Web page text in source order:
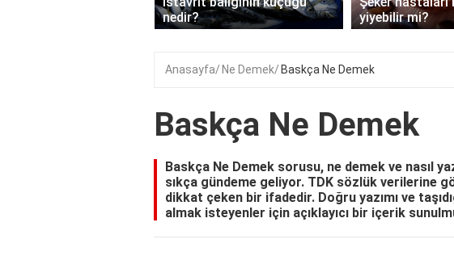
nedir?
yiyebilir mi?
Anasayfa Ne Demek Baskça Ne Demek
Baskça Ne Demek
Baskça Ne Demek sorusu, ne demek ve nasıl
sıkça gündeme geliyor. TDK sözlük verilerine
dikkat çeken bir ifadedir. Doğru yazımı ve
almak isteyenler için açıklayıcı bir içerik